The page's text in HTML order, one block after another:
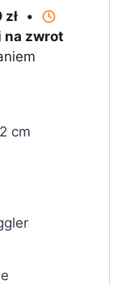
•
na zwrot
cm